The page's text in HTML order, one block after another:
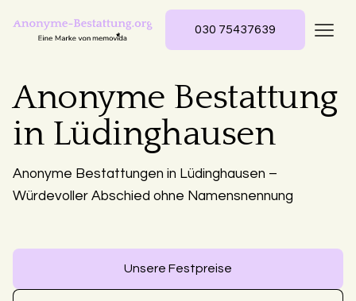
030 75437639
Anonyme Bestattung
in Lüdinghausen
Anonyme Bestattungen in Lüdinghausen –
Würdevoller Abschied ohne Namensnennung
Unsere Festpreise